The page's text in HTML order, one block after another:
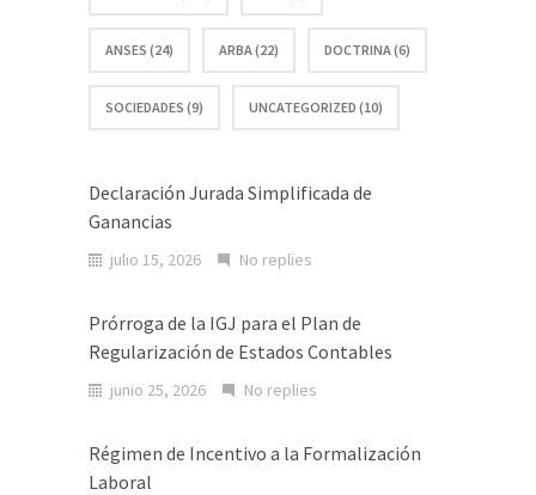
ANSES (24) ARBA (22) DOCTRINA (6)
SOCIEDADES (9) UNCATEGORIZED (10)
Declaración Jurada Simplificada de
Ganancias
julio 15, 2026 No replies
Prórroga de la IGJ para el Plan de
Regularización de Estados Contables
junio 25, 2026 No replies
Régimen de Incentivo a la Formalización
Laboral